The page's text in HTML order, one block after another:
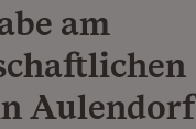
am
Aulendorf